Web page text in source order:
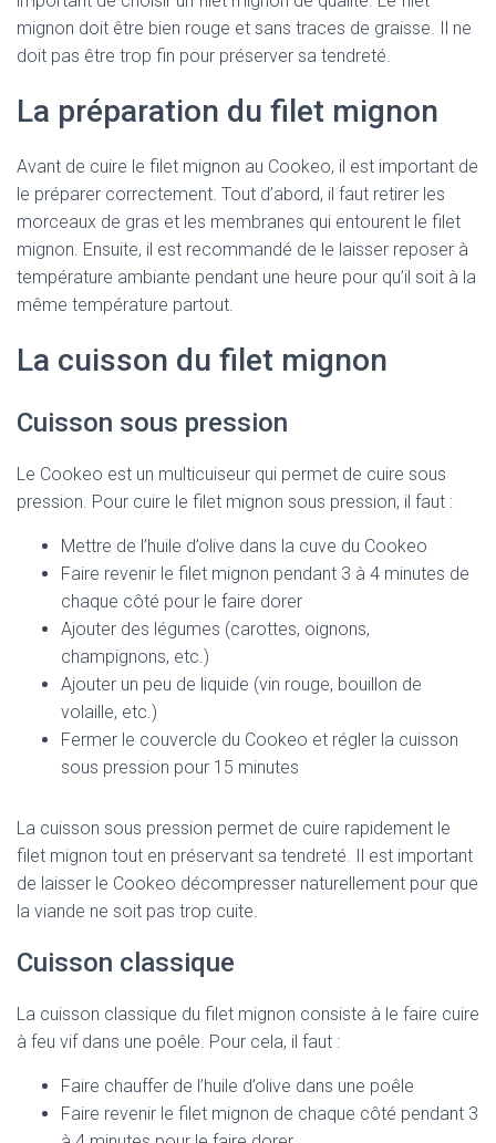
mignon doit être bien rouge et sans traces de graisse. Il ne
doit pas être trop fin pour préserver sa tendreté.
La préparation du filet mignon
Avant de cuire le filet mignon au Cookeo, il est important de
le préparer correctement. Tout d’abord, il faut retirer les
morceaux de gras et les membranes qui entourent le filet
mignon. Ensuite, il est recommandé de le laisser reposer à
température ambiante pendant une heure pour qu’il soit à la
même température partout.
La cuisson du filet mignon
Cuisson sous pression
Le Cookeo est un multicuiseur qui permet de cuire sous
pression. Pour cuire le filet mignon sous pression, il faut :
Mettre de l’huile d’olive dans la cuve du Cookeo
Faire revenir le filet mignon pendant 3 à 4 minutes de
chaque côté pour le faire dorer
Ajouter des légumes (carottes, oignons,
champignons, etc.)
Ajouter un peu de liquide (vin rouge, bouillon de
volaille, etc.)
Fermer le couvercle du Cookeo et régler la cuisson
sous pression pour 15 minutes
La cuisson sous pression permet de cuire rapidement le
filet mignon tout en préservant sa tendreté. Il est important
de laisser le Cookeo décompresser naturellement pour que
la viande ne soit pas trop cuite.
Cuisson classique
La cuisson classique du filet mignon consiste à le faire cuire
à feu vif dans une poêle. Pour cela, il faut :
Faire chauffer de l’huile d’olive dans une poêle
Faire revenir le filet mignon de chaque côté pendant 3